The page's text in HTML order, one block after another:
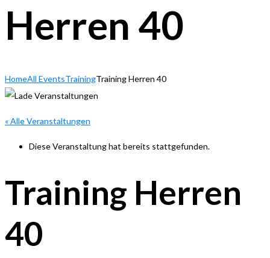
Herren 40
HomeAll EventsTrainingTraining Herren 40
« Alle Veranstaltungen
Diese Veranstaltung hat bereits stattgefunden.
Training Herren
40